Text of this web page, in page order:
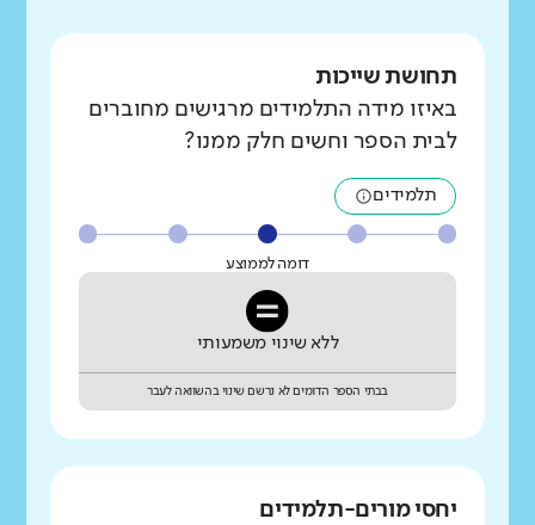
תחושת שייכות
באיזו מידה התלמידים מרגישים מחוברים
לבית הספר וחשים חלק ממנו?
תלמידים
דומה לממוצע
ללא שינוי משמעותי
בבתי הספר הדומים לא נרשם שינוי בהשוואה לעבר
יחסי מורים-תלמידים